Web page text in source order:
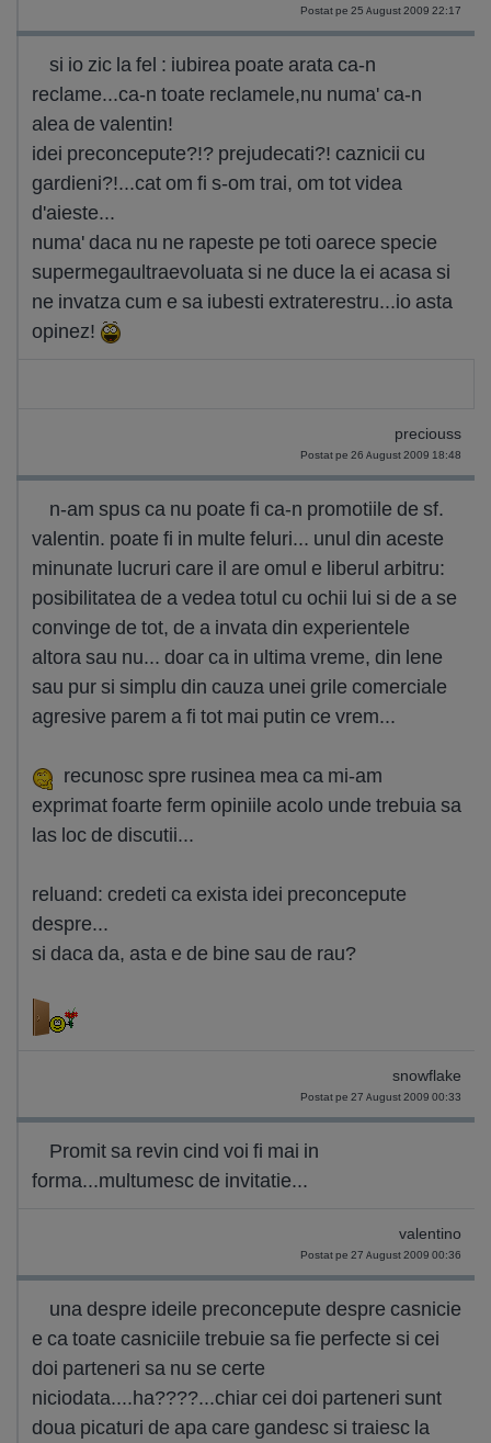
Postat pe 25 August 2009 22:17
si io zic la fel : iubirea poate arata ca-n
reclame...ca-n toate reclamele,nu numa' ca-n
alea de valentin!
idei preconcepute?!? prejudecati?! caznicii cu
gardieni?!...cat om fi s-om trai, om tot videa
d'aieste...
numa' daca nu ne rapeste pe toti oarece specie
supermegaultraevoluata si ne duce la ei acasa si
ne invatza cum e sa iubesti extraterestru...io asta
opinez!
preciouss
Postat pe 26 August 2009 18:48
n-am spus ca nu poate fi ca-n promotiile de sf.
valentin. poate fi in multe feluri... unul din aceste
minunate lucruri care il are omul e liberul arbitru:
posibilitatea de a vedea totul cu ochii lui si de a se
convinge de tot, de a invata din experientele
altora sau nu... doar ca in ultima vreme, din lene
sau pur si simplu din cauza unei grile comerciale
agresive parem a fi tot mai putin ce vrem...
recunosc spre rusinea mea ca mi-am
exprimat foarte ferm opiniile acolo unde trebuia sa
las loc de discutii...
reluand: credeti ca exista idei preconcepute
despre...
si daca da, asta e de bine sau de rau?
snowflake
Postat pe 27 August 2009 00:33
Promit sa revin cind voi fi mai in
forma...multumesc de invitatie...
valentino
Postat pe 27 August 2009 00:36
una despre ideile preconcepute despre casnicie
e ca toate casniciile trebuie sa fie perfecte si cei
doi parteneri sa nu se certe
niciodata....ha????...chiar cei doi parteneri sunt
doua picaturi de apa care gandesc si traiesc la